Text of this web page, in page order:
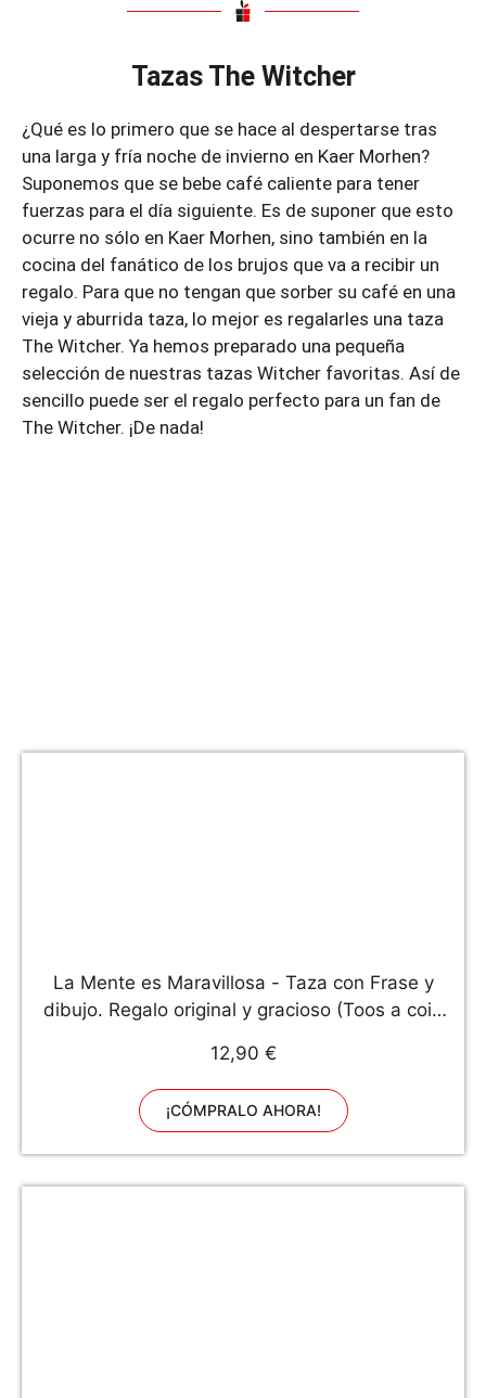
Tazas The Witcher
¿Qué es lo primero que se hace al despertarse tras
una larga y fría noche de invierno en Kaer Morhen?
Suponemos que se bebe café caliente para tener
fuerzas para el día siguiente. Es de suponer que esto
ocurre no sólo en Kaer Morhen, sino también en la
cocina del fanático de los brujos que va a recibir un
regalo. Para que no tengan que sorber su café en una
vieja y aburrida taza, lo mejor es regalarles una taza
The Witcher. Ya hemos preparado una pequeña
selección de nuestras tazas Witcher favoritas. Así de
sencillo puede ser el regalo perfecto para un fan de
The Witcher. ¡De nada!
La Mente es Maravillosa - Taza con Frase y
dibujo. Regalo original y gracioso (Toos a coin
12,90 €
¡CÓMPRALO AHORA!